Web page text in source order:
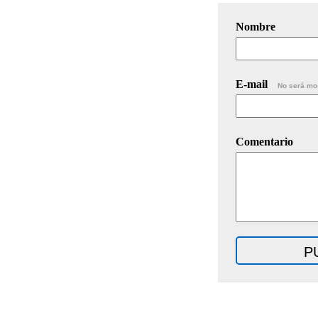
Nombre
E-mail No será
Comentario